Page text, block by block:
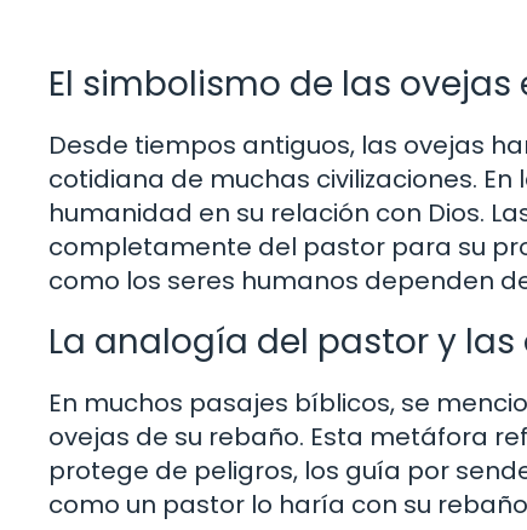
El simbolismo de las ovejas
Desde tiempos antiguos, las ovejas
cotidiana de muchas civilizaciones.
humanidad en su relación con Dios.
completamente del pastor para su
como los seres humanos dependen
La analogía del pastor y las
En muchos pasajes bíblicos, se
ovejas de su rebaño. Esta metáfora
protege de peligros, los guía por
como un pastor lo haría con su